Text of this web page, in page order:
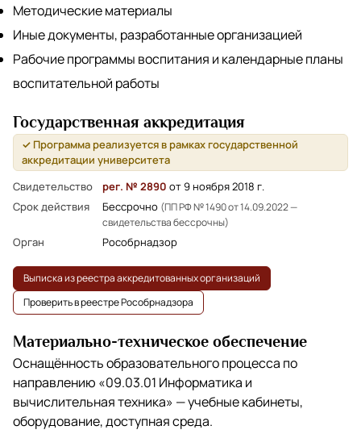
Методические материалы
Иные документы, разработанные организацией
Рабочие программы воспитания и календарные планы
воспитательной работы
Государственная аккредитация
✓ Программа реализуется в рамках государственной
аккредитации университета
Свидетельство
рег. № 2890 от 9 ноября 2018 г.
Срок действия
Бессрочно (ПП РФ № 1490 от 14.09.2022 —
свидетельства бессрочны)
Орган Рособрнадзор
Выписка из реестра аккредитованных организаций
Проверить в реестре Рособрнадзора
Материально-техническое обеспечение
Оснащённость образовательного процесса по
направлению «09.03.01 Информатика и
вычислительная техника» — учебные кабинеты,
оборудование, доступная среда.